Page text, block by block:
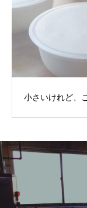
小さいけれど、